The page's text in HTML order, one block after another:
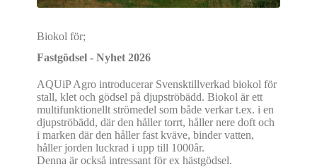
Biokol för;
Fastgödsel - Nyhet 2026
AQUiP Agro introducerar Svensktillverkad biokol för
stall, klet och gödsel på djupströbädd. Biokol är ett
multifunktionellt strömedel som både verkar t.ex. i en
djupströbädd, där den håller torrt, håller nere doft och
i marken där den håller fast kväve, binder vatten,
håller jorden luckrad i upp till 1000år.
Denna är också intressant för ex hästgödsel.